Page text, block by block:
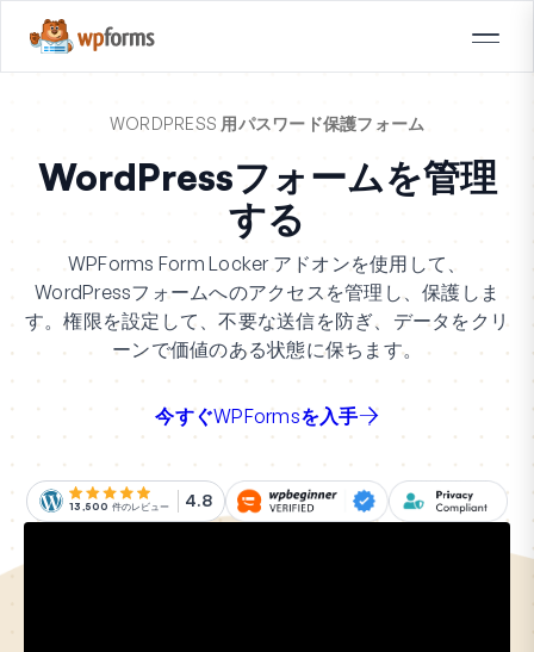
WORDPRESS 用パスワード保護フォーム
WordPressフォームを管理
する
WPForms Form Locker アドオンを使用して、
WordPressフォームへのアクセスを管理し、保護しま
す。権限を設定して、不要な送信を防ぎ、データをクリ
ーンで価値のある状態に保ちます。
今すぐWPFormsを入手
13,500 件のレビュー 4.8